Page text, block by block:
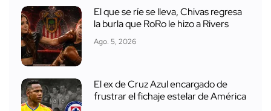
El que se ríe se lleva, Chivas regresa
la burla que RoRo le hizo a Rivers
Ago. 5, 2026
El ex de Cruz Azul encargado de
frustrar el fichaje estelar de América